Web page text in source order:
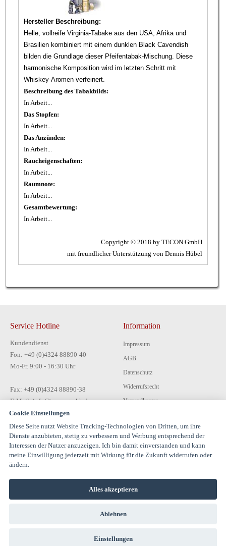
Hersteller Beschreibung:
Helle, vollreife Virginia-Tabake aus den USA, Afrika und
Brasilien kombiniert mit einem dunklen Black Cavendish
bilden die Grundlage dieser Pfeifentabak-Mischung. Diese
harmonische Komposition wird im letzten Schritt mit
Whiskey-Aromen verfeinert.
Beschreibung des Tabakbilds:
In Arbeit...
Das Stopfen:
In Arbeit...
Das Anzünden:
In Arbeit...
Raucheigenschaften:
In Arbeit...
Raumnote:
In Arbeit...
Gesamtbewertung:
In Arbeit...
Copyright © 2018 by TECON GmbH
mit freundlicher Unterstützung von Dennis Hübel
Service Hotline
Kundendienst
Fon: +49 (0)4324 88890-40
Mo-Fr. 9:00 - 16:30 Uhr
Fax: +49 (0)4324 88890-38
E-Mail: info@tecon-gmbh.de
Information
Impressum
AGB
Datenschutz
Widerrufsrecht
Versandkosten
Kontakt
Cookie Einstellungen
Diese Seite nutzt Website Tracking-Technologien von Dritten, um ihre
Dienste anzubieten, stetig zu verbessern und Werbung entsprechend der
Interessen der Nutzer anzuzeigen. Ich bin damit einverstanden und kann
meine Einwilligung jederzeit mit Wirkung für die Zukunft widerrufen oder
ändern.
Alles akzeptieren
Ablehnen
Einstellungen